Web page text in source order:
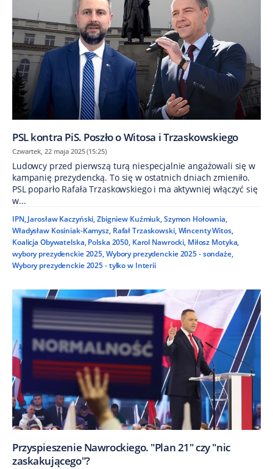
PSL kontra PiS. Poszło o Witosa i Trzaskowskiego
Czwartek, 22 maja 2025 (15:25)
Ludowcy przed pierwszą turą niespecjalnie angażowali się w
kampanię prezydencką. To się w ostatnich dniach zmieniło.
PSL poparło Rafała Trzaskowskiego i ma aktywniej włączyć się
w...
IPN, Jarosław Kaczyński,Zbigniew Kuźmiuk,Szymon Hołownia,
Władysław Kosiniak-Kamysz, Rafał Trzaskowski,Wincenty Witos,
Koalicja Obywatelska, Polska 2050, Karol Nawrocki, Miłosz Motyka,
wybory prezydenckie 2025,Wybory prezydenckie 2025 - sondaże,
Wybory prezydenckie 2025 - tylko w Interii
Przyspieszenie Nawrockiego. "Plan 21" czy "nic
zaskakującego"?